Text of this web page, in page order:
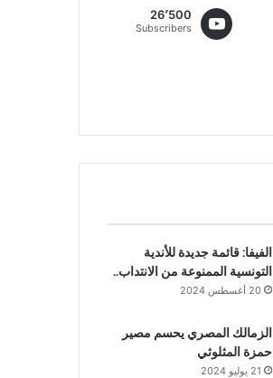
26٬500
Subscribers
الفيفا: قائمة جديدة للأندية
التونسية الممنوعة من الانتداب..
20 أغسطس 2024
الزمالك المصري يحسم مصير
حمزة المثلوثي
21 يوليو 2024